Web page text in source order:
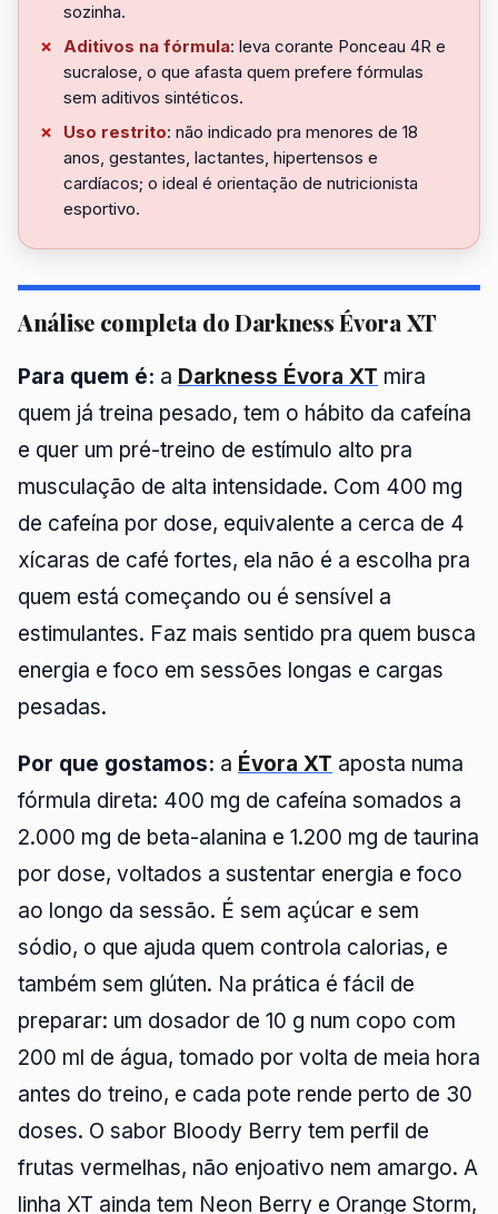
sozinha.
Aditivos na fórmula: leva corante Ponceau 4R e
sucralose, o que afasta quem prefere fórmulas
sem aditivos sintéticos.
Uso restrito: não indicado pra menores de 18
anos, gestantes, lactantes, hipertensos e
cardíacos; o ideal é orientação de nutricionista
esportivo.
Análise completa do Darkness Évora XT
Para quem é: a Darkness Évora XT mira
quem já treina pesado, tem o hábito da cafeína
e quer um pré-treino de estímulo alto pra
musculação de alta intensidade. Com 400 mg
de cafeína por dose, equivalente a cerca de 4
xícaras de café fortes, ela não é a escolha pra
quem está começando ou é sensível a
estimulantes. Faz mais sentido pra quem busca
energia e foco em sessões longas e cargas
pesadas.
Por que gostamos: a Évora XT aposta numa
fórmula direta: 400 mg de cafeína somados a
2.000 mg de beta-alanina e 1.200 mg de taurina
por dose, voltados a sustentar energia e foco
ao longo da sessão. É sem açúcar e sem
sódio, o que ajuda quem controla calorias, e
também sem glúten. Na prática é fácil de
preparar: um dosador de 10 g num copo com
200 ml de água, tomado por volta de meia hora
antes do treino, e cada pote rende perto de 30
doses. O sabor Bloody Berry tem perfil de
frutas vermelhas, não enjoativo nem amargo. A
linha XT ainda tem Neon Berry e Orange Storm,